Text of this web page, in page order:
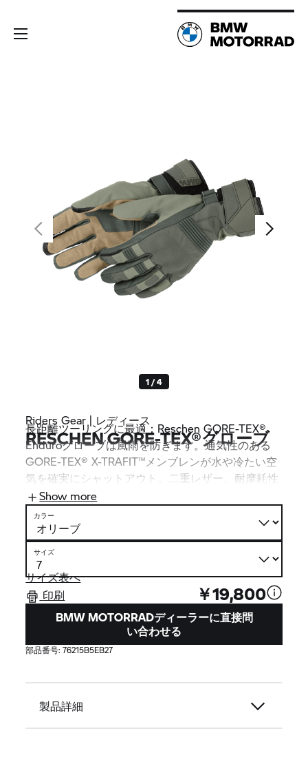
1 / 4
Riders Gear | レディース
RESCHEN GORE-TEX®グローブ
長距離ツーリングに最適：Reschen GORE-TEX®
Enduroグローブは風雨を防ぎます。通気性のある
GORE-TEX® X-TRAFIT™メンブレンが水や冷たい空
気を確実にシャットアウト。二重レザー、耐摩耗性
のSuperFabric®、柔らかいナックルプロテクターが
総合的な耐久性をさらに高めます。
Show more
カラー
サイズ
サイズ表へ
印刷
￥19,800
BMW MOTORRADディーラーに直接問
い合わせる
部品番号:76215B5EB27
製品詳細